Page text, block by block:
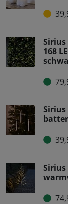
Sirius
168
Sirius
Sirius